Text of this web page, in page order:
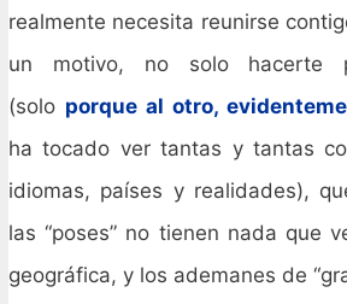
realmente necesita reunirse
un motivo, no solo hacerte
(solo porque al otro,
ha tocado ver tantas y tantas
idiomas, países y realidades),
las “poses” no tienen nada que
geográfica, y los ademanes de